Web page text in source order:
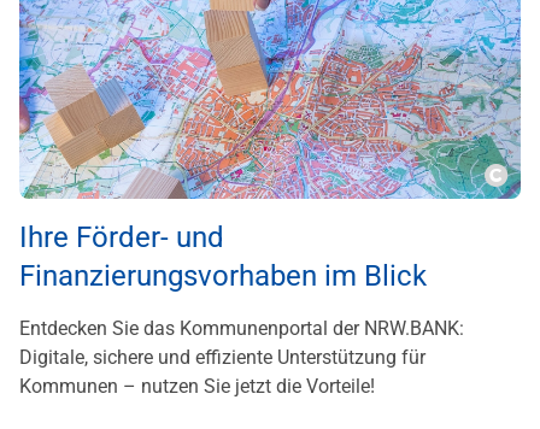
Ihre Förder- und
Finanzierungsvorhaben im Blick
Entdecken Sie das Kommunenportal der NRW.BANK:
Digitale, sichere und effiziente Unterstützung für
Kommunen – nutzen Sie jetzt die Vorteile!